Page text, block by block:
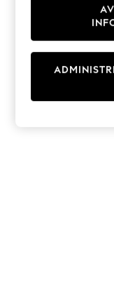
Cardigans
Dresses
Sets &
T-Shirts